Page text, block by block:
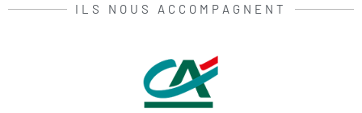
ILS NOUS ACCOMPAGNENT